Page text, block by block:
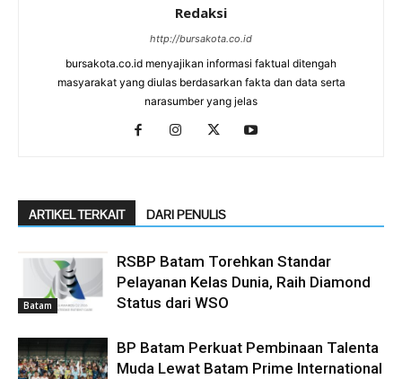
Redaksi
http://bursakota.co.id
bursakota.co.id menyajikan informasi faktual ditengah
masyarakat yang diulas berdasarkan fakta dan data serta
narasumber yang jelas
ARTIKEL TERKAIT DARI PENULIS
Batam
RSBP Batam Torehkan Standar
Pelayanan Kelas Dunia, Raih Diamond
Status dari WSO
BP Batam Perkuat Pembinaan Talenta
Muda Lewat Batam Prime International